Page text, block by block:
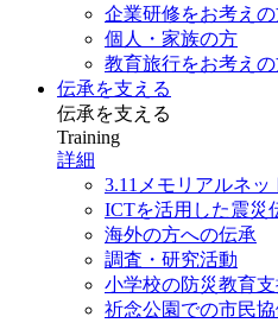
企業研修をお考え
個人・家族の方
教育旅行をお考え
伝承を支える
伝承を支える
Training
詳細
3.11メモリアルネッ
ICTを活用した震災
海外の方への伝承
調査・研究活動
小学校の防災教育支
祈念公園での市民協